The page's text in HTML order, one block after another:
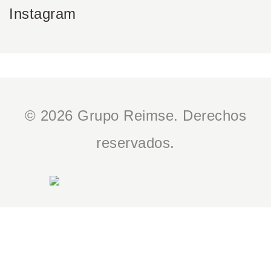
Instagram
© 2026 Grupo Reimse. Derechos
reservados.